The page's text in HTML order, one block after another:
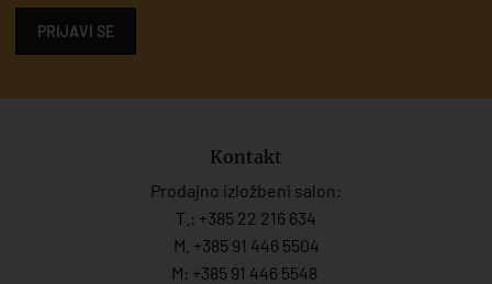
PRIJAVI SE
Kontakt
Prodajno izložbeni salon:
T.: +385 22 216 634
M. +385 91 446 5504
M: +385 91 446 5548